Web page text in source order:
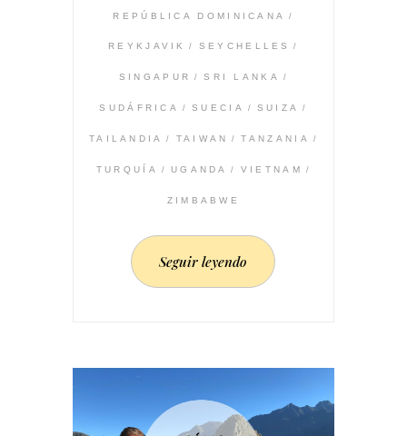
REPÚBLICA DOMINICANA
REYKJAVIK SEYCHELLES
SINGAPUR SRI LANKA
SUDÁFRICA SUECIA SUIZA
TAILANDIA TAIWAN TANZANIA
TURQUÍA UGANDA VIETNAM
ZIMBABWE
Seguir leyendo